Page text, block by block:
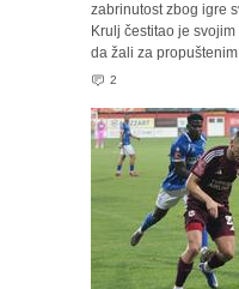
zabrinutost zbog igre
Krulj čestitao je
da žali za
2